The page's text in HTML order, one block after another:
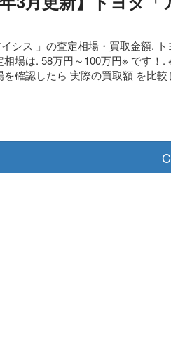
イシス 」の査定相場・買取金額.
相場は. 58万円～100万円※ です！
を確認したら 実際の買取額 を比較